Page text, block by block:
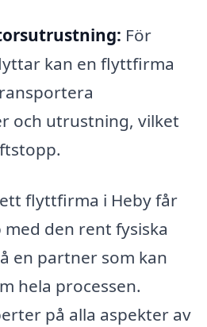
För
kan en flyttfirma
och utrustning, vilket
flyttfirma i Heby får
den rent fysiska
en partner som kan
hela processen.
på alla aspekter av